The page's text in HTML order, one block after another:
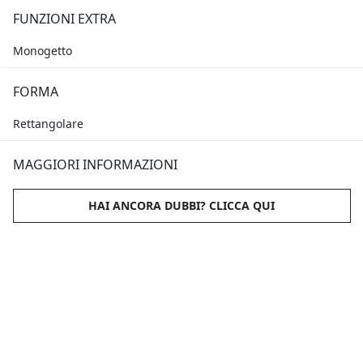
FUNZIONI EXTRA
Monogetto
FORMA
Rettangolare
MAGGIORI INFORMAZIONI
HAI ANCORA DUBBI? CLICCA QUI